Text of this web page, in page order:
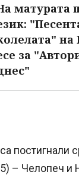
матурата
за
постигнали
– Челопеч и